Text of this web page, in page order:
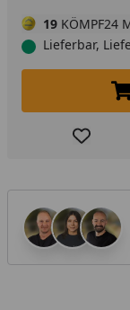
19 KÖMPF24
Lieferbar,